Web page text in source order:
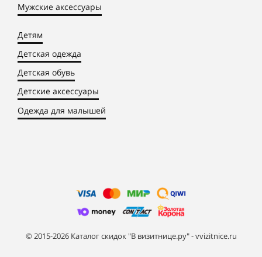
Мужские аксессуары
Детям
Детская одежда
Детская обувь
Детские аксессуары
Одежда для малышей
© 2015-2026 Каталог скидок "В визитнице.ру" - vvizitnice.ru